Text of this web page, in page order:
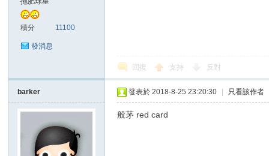
積分 11100
發消息
回復 支持 反對
barker 發表於 2018-8-25 23:20:30 只看該作者
般茅 red card